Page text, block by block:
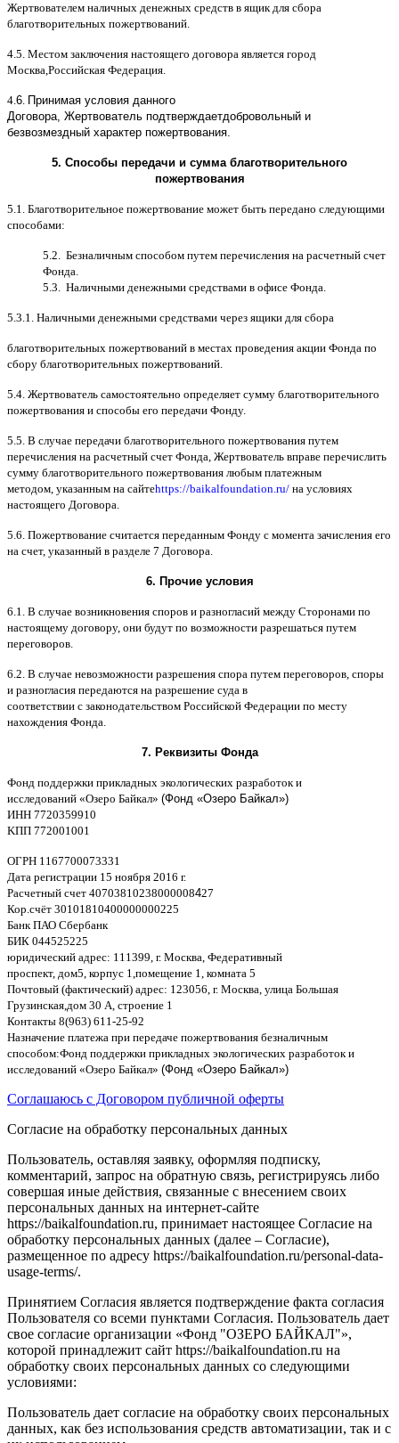
Жертвователем наличных денежных средств в ящик для сбора
благотворительных пожертвований.
4.5. Местом заключения настоящего договора является город
Москва,Российская Федерация.
4.6. Принимая условия данного
Договора, Жертвователь подтверждаетдобровольный и
безвозмездный характер пожертвования.
5. Способы передачи и сумма благотворительного
пожертвования
5.1. Благотворительное пожертвование может быть передано следующими
способами:
5.2. Безналичным способом путем перечисления на расчетный счет
Фонда.
5.3. Наличными денежными средствами в офисе Фонда.
5.3.1. Наличными денежными средствами через ящики для сбора
благотворительных пожертвований в местах проведения акции Фонда по
сбору благотворительных пожертвований.
5.4. Жертвователь самостоятельно определяет сумму благотворительного
пожертвования и способы его передачи Фонду.
5.5. B случае передачи благотворительного пожертвования путем
перечисления на расчетный счет Фонда, Жертвователь вправе перечислить
сумму благотворительного пожертвования любым платежным
методом, указанным на сайтеhttps://baikalfoundation.ru/ на условиях
настоящего Договора.
5.6. Пожертвование считается переданным Фонду с момента зачисления его
на счет, указанный в разделе 7 Договора.
6. Прочие условия
6.1. B случае возникновения споров и разногласий между Сторонами по
настоящему договору, они будут по возможности разрешаться путем
переговоров.
6.2. B случае невозможности разрешения спора путем переговоров, споры
и разногласия передаются на разрешение суда в
соответствии c законодательством Российской Федерации по месту
нахождения Фонда.
7. Реквизиты Фонда
Фонд поддержки прикладных экологических разработок и
исследований «Озеро Байкал» (Фонд «Озеро Байкал»)
ИНН 7720359910
KПП 772001001
ОГРН 1167700073331
Дата регистрации 15 ноября 2016 г.
Расчетный счет 40703810238000008427
Кор.счёт 30101810400000000225
Банк ПАО Сбербанк
БИК 044525225
юридический адрес: 111399, г. Москва, Федеративный
проспект, дом5, корпус 1,помещение 1, комната 5
Почтовый (фактический) адрес: 123056, г. Москва, улица Большая
Грузинская,дом 30 А, строение 1
Контакты 8(963) 611-25-92
Назначение платежа при передаче пожертвования безналичным
способом:Фонд поддержки прикладных экологических разработок и
исследований «Озеро Байкал» (Фонд «Озеро Байкал»)
Соглашаюсь с Договором публичной оферты
Согласие на обработку персональных данных
Пользователь, оставляя заявку, оформляя подписку,
комментарий, запрос на обратную связь, регистрируясь либо
совершая иные действия, связанные с внесением своих
персональных данных на интернет-сайте
https://baikalfoundation.ru, принимает настоящее Согласие на
обработку персональных данных (далее – Согласие),
размещенное по адресу https://baikalfoundation.ru/personal-data-
usage-terms/.
Принятием Согласия является подтверждение факта согласия
Пользователя со всеми пунктами Согласия. Пользователь дает
свое согласие организации «Фонд "ОЗЕРО БАЙКАЛ"»,
которой принадлежит сайт https://baikalfoundation.ru на
обработку своих персональных данных со следующими
условиями:
Пользователь дает согласие на обработку своих персональных
данных, как без использования средств автоматизации, так и с